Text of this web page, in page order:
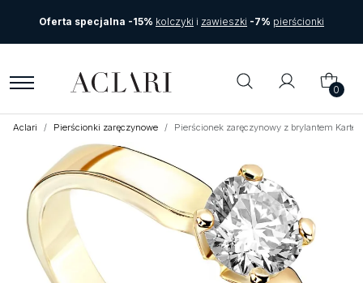
Oferta specjalna -15% kolczyki i zawieszki -7% pierścionki
0
Aclari Pierścionki zaręczynowe Pierścionek zaręczynowy z brylantem